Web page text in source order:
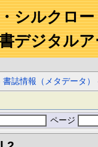
シルクロ
デジタル
書誌情報（メタデータ）
ページ